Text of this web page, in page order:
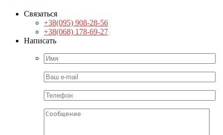
Связаться
+38(095) 908-28-56
+38(068) 178-69-27
Написать